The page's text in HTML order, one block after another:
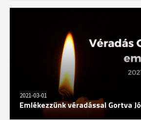
2021-03-01
Emlékezzünk véradással Gortva